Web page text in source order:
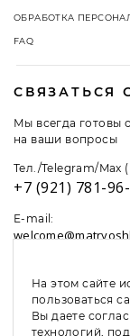
ОБРАБОТКА
FAQ
СВЯЗАТЬСЯ
Мы всегда готовы
на ваши вопросы
Тел./Telegram/Max
+7 (921) 781-
E-mail:
На этом сайте
пользоваться
Вы даете
технологий,